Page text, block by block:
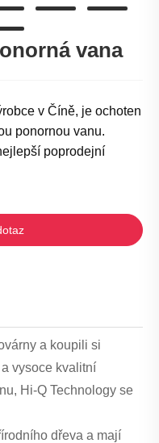
vana
v Číně, je ochoten
ponornou vanu.
poprodejní
a koupili si
vysoce kvalitní
Hi-Q Technology se
dřeva a mají